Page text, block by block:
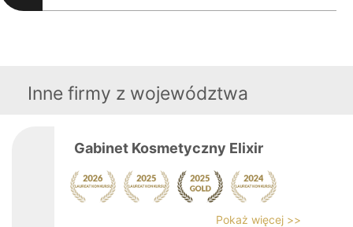
Inne firmy z województwa
Gabinet Kosmetyczny Elixir
Pokaż więcej >>